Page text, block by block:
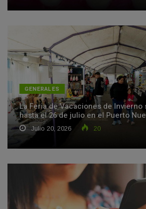
GENERALES
La Feria de Vacaciones de
hasta el 26 de julio en el Puerto
Julio 20, 2026 20